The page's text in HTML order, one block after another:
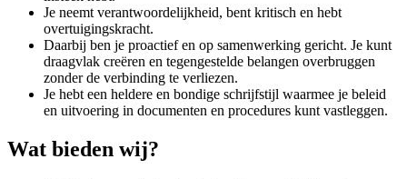
Je neemt verantwoordelijkheid, bent kritisch en hebt
overtuigingskracht.
Daarbij ben je proactief en op samenwerking gericht. Je kunt
draagvlak creëren en tegengestelde belangen overbruggen
zonder de verbinding te verliezen.
Je hebt een heldere en bondige schrijfstijl waarmee je beleid
en uitvoering in documenten en procedures kunt vastleggen.
Wat bieden wij?